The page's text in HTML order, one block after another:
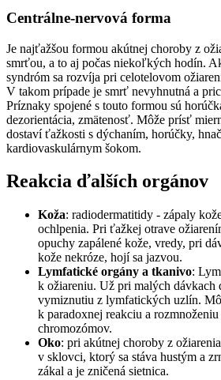
Centrálne-nervová forma
Je najťažšou formou akútnej choroby z
smrťou, a to aj počas niekoľkých hodín.
syndróm sa rozvíja pri celotelovom
V takom prípade je smrť nevyhnutná a
Príznaky spojené s touto formou sú
dezorientácia, zmätenosť. Môže prísť
dostaví ťažkosti s dýchaním, horúčky,
kardiovaskulárnym šokom.
Reakcia ďalších orgánov
Koža: radiodermatitidy - zápaly
ochlpenia. Pri ťažkej otrave
opuchy zapálené kože, vredy, pri
kože nekróze, hojí sa jazvou.
Lymfatické orgány a tkanivo:
k ožiareniu. Už pri malých dávkach
vymiznutiu z lymfatických uzlín.
k paradoxnej reakciu a
chromozómov.
Oko: pri akútnej choroby z
v sklovci, ktorý sa stáva hustým a
zákal a je zničená sietnica.